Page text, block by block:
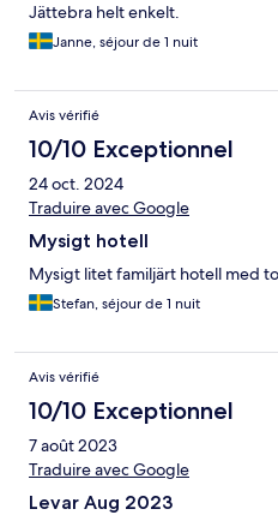
Jättebra helt enkelt.
Janne, séjour de 1 nuit
Avis vérifié
10/10 Exceptionnel
24 oct. 2024
Traduire avec Google
Mysigt hotell
Mysigt litet familjärt hotell med
Stefan, séjour de 1 nuit
Avis vérifié
10/10 Exceptionnel
7 août 2023
Traduire avec Google
Levar Aug 2023